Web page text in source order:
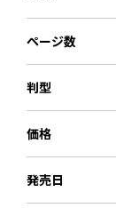
ページ数
判型
価格
発売日